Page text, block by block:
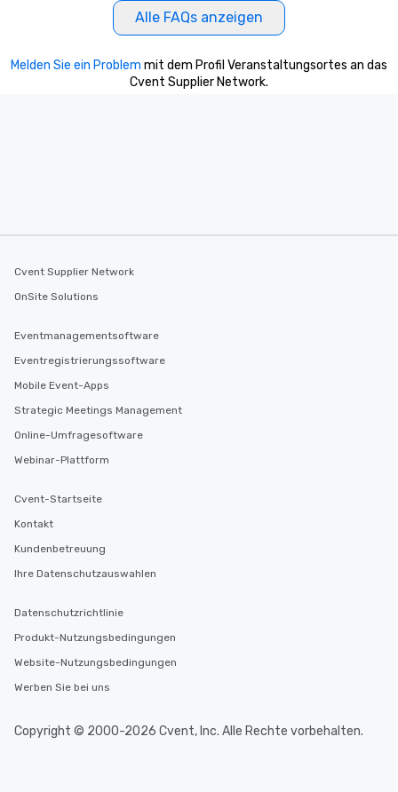
Our tours offer an
entertainment. All
who leads the group
Alle FAQs anzeigen
Melden Sie ein Problem mit dem Profil Veranstaltungsortes an das
Cvent Supplier Network.
Cvent Supplier Network
OnSite Solutions
Eventmanagementsoftware
Eventregistrierungssoftware
Mobile Event-Apps
Strategic Meetings Management
Online-Umfragesoftware
Webinar-Plattform
Cvent-Startseite
Kontakt
Kundenbetreuung
Ihre Datenschutzauswahlen
Datenschutzrichtlinie
Produkt-Nutzungsbedingungen
Website-Nutzungsbedingungen
Werben Sie bei uns
Copyright © 2000-2026 Cvent, Inc. Alle Rechte vorbehalten.